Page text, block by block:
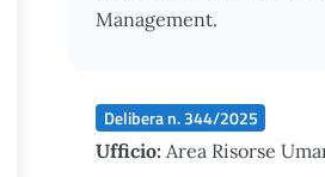
Management.
Delibera n. 344/2025
Ufficio: Area Risorse